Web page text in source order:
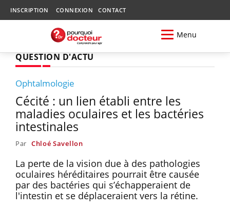
INSCRIPTION CONNEXION CONTACT
Menu
QUESTION D'ACTU
Ophtalmologie
Cécité : un lien établi entre les
maladies oculaires et les bactéries
intestinales
Par Chloé Savellon
La perte de la vision due à des pathologies
oculaires héréditaires pourrait être causée
par des bactéries qui s’échapperaient de
l'intestin et se déplaceraient vers la rétine.